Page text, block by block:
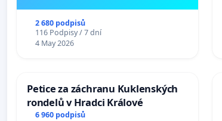
2 680 podpisů
116 Podpisy / 7 dní
4 May 2026
Petice za záchranu Kuklenských
rondelů v Hradci Králové
6 960 podpisů